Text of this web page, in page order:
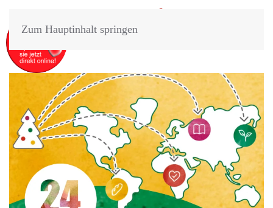
Zum Hauptinhalt springen